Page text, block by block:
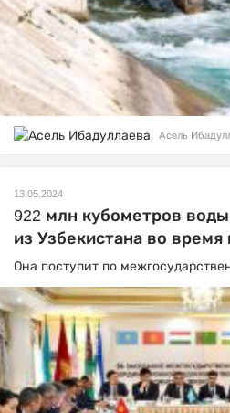
Асель
13.05.2024
922 млн кубометров
из Узбекистана во время
Она поступит по